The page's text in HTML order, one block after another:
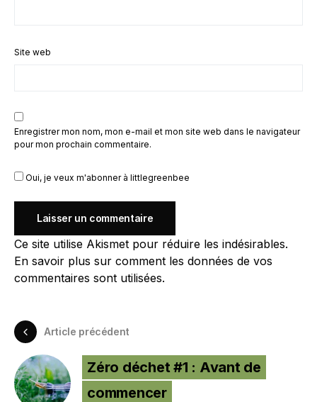
Site web
Enregistrer mon nom, mon e-mail et mon site web dans le navigateur
pour mon prochain commentaire.
Oui, je veux m'abonner à littlegreenbee
Ce site utilise Akismet pour réduire les indésirables.
En savoir plus sur comment les données de vos
commentaires sont utilisées.
Article précédent
Zéro déchet #1 : Avant de
commencer